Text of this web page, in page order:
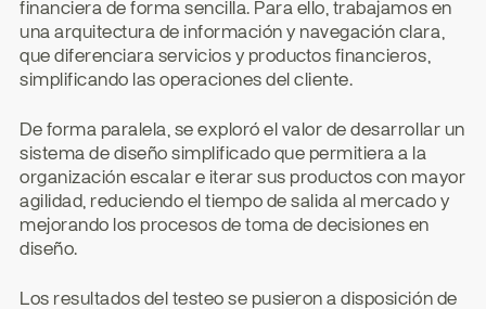
financiera de forma sencilla. Para ello, trabajamos en
una arquitectura de información y navegación clara,
que diferenciara servicios y productos financieros,
simplificando las operaciones del cliente.
De forma paralela, se exploró el valor de desarrollar un
sistema de diseño simplificado que permitiera a la
organización escalar e iterar sus productos con mayor
agilidad, reduciendo el tiempo de salida al mercado y
mejorando los procesos de toma de decisiones en
diseño.
Los resultados del testeo se pusieron a disposición de